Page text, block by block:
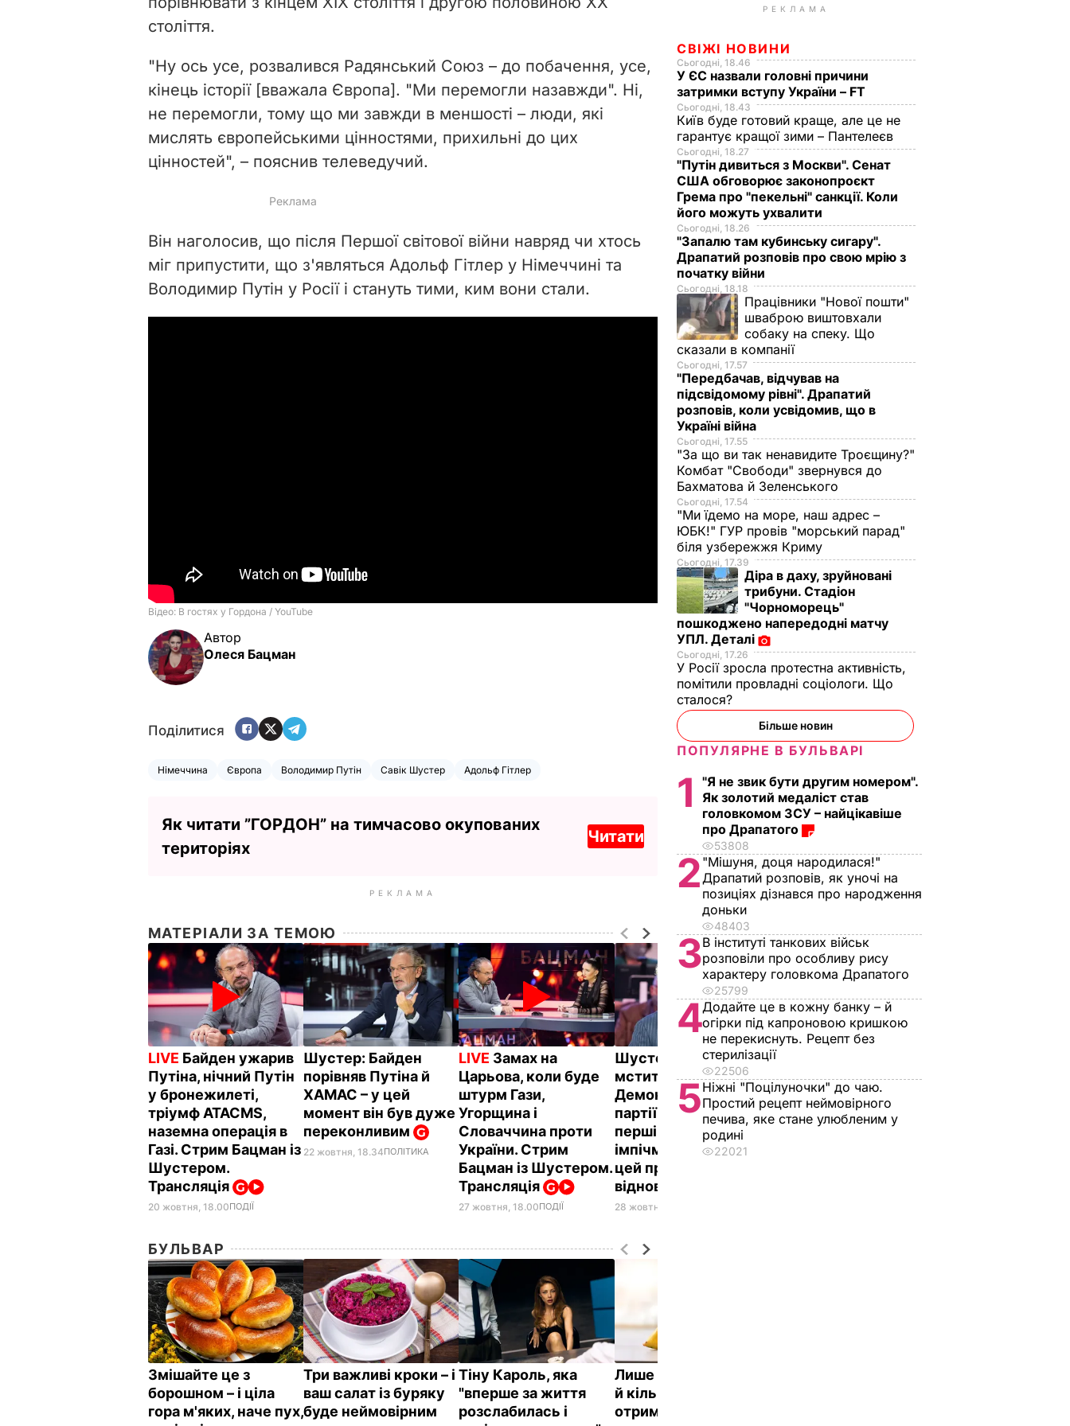
століття.
"Ну ось усе, розвалився Радянський Союз – до побачення, усе,
кінець історії [вважала Європа]. "Ми перемогли назавжди". Ні,
не перемогли, тому що ми завжди в меншості – люди, які
мислять європейськими цінностями, прихильні до цих
цінностей", – пояснив телеведучий.
Він наголосив, що після Першої світової війни навряд чи хтось
міг припустити, що з'являться Адольф Гітлер у Німеччині та
Володимир Путін у Росії і стануть тими, ким вони стали.
Автор
Олеся Бацман
Поділитися
Німеччина Європа Володимир Путін Савік Шустер Адольф Гітлер
Як читати ”ГОРДОН” на тимчасово окупованих
територіях
Читати
РЕКЛАМА
МАТЕРІАЛИ ЗА ТЕМОЮ
LIVE Байден ужарив
Путіна, нічний Путін
у бронежилеті,
тріумф ATACMS,
наземна операція в
Газі. Стрим Бацман із
Шустером.
Трансляція
20 жовтня, 18.00ПОДІЇ
Шустер: Байден
порівняв Путіна й
ХАМАС – у цей
момент він був дуже
переконливим
22 жовтня, 18.34ПОЛІТИКА
LIVE Замах на
Царьова, коли буде
штурм Гази,
Угорщина і
Словаччина проти
України. Стрим
Бацман із Шустером.
Трансляція
27 жовтня, 18.00ПОДІЇ
Шустер: Трампісти
мститимуть
Демократичній
партії. Уже були
перші спроби почати
імпічмент Байдену –
цей процес може
відновитися
28 жовтня, 12.10
БУЛЬВАР
Змішайте це з
борошном – і ціла
гора м'яких, наче пух,
Три важливі кроки – і
ваш салат із буряку
буде неймовірним
Тіну Кароль, яка
"вперше за життя
розслабилась і
Лише три інгредієнти
й кілька хвилин – і ви
отримаєте вдома
РЕКЛАМА
СВІЖІ НОВИНИ
Сьогодні, 18.46
У ЄС назвали головні причини
затримки вступу України – FT
Сьогодні, 18.43
Київ буде готовий краще, але це не
гарантує кращої зими – Пантелеєв
Сьогодні, 18.27
"Путін дивиться з Москви". Сенат
США обговорює законопроєкт
Грема про "пекельні" санкції. Коли
його можуть ухвалити
Сьогодні, 18.26
"Запалю там кубинську сигару".
Драпатий розповів про свою мрію з
початку війни
Сьогодні, 18.18
Працівники "Нової пошти"
шваброю виштовхали
собаку на спеку. Що
сказали в компанії
Сьогодні, 17.57
"Передбачав, відчував на
підсвідомому рівні". Драпатий
розповів, коли усвідомив, що в
Україні війна
Сьогодні, 17.55
"За що ви так ненавидите Троєщину?"
Комбат "Свободи" звернувся до
Бахматова й Зеленського
Сьогодні, 17.54
"Ми їдемо на море, наш адрес –
ЮБК!" ГУР провів "морський парад"
біля узбережжя Криму
Сьогодні, 17.39
Діра в даху, зруйновані
трибуни. Стадіон
"Чорноморець"
пошкоджено напередодні матчу
УПЛ. Деталі
Сьогодні, 17.26
У Росії зросла протестна активність,
помітили провладні соціологи. Що
сталося?
Більше новин
ПОПУЛЯРНЕ В БУЛЬВАРІ
1
"Я не звик бути другим номером".
Як золотий медаліст став
головкомом ЗСУ – найцікавіше
про Драпатого
53808
2 "Мішуня, доця народилася!"
Драпатий розповів, як уночі на
позиціях дізнався про народження
доньки
48403
3В інституті танкових військ
розповіли про особливу рису
характеру головкома Драпатого
25799
4Додайте це в кожну банку – й
огірки під капроновою кришкою
не перекиснуть. Рецепт без
стерилізації
22506
5Ніжні "Поцілуночки" до чаю.
Простий рецепт неймовірного
печива, яке стане улюбленим у
родині
22021